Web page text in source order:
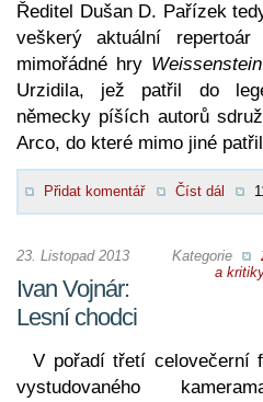
Ředitel Dušan D. Pařízek
veškerý aktuální
mimořádné hry Weissenstein
Urzidila, jež patřil do
německy píších autorů
Arco, do které mimo jiné patřil
Přidat komentář Číst dál
Kategorie
a
23. Listopad 2013
Ivan Vojnár:
Lesní chodci
V pořadí třetí celovečerní
vystudovaného